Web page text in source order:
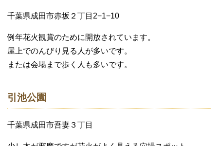
千葉県成田市赤坂２丁目2−1−10
例年花火観賞のために開放されています。
屋上でのんびり見る人が多いです。
または会場まで歩く人も多いです。
引池公園
千葉県成田市吾妻３丁目